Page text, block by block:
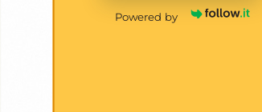
Powered by